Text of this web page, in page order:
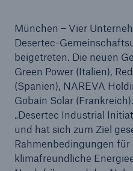
München – Vier
Desertec-
beigetreten. Die neuen
Green Power (Italien),
(Spanien), NAREVA
Gobain Solar
„Desertec Industrial
und hat sich zum Ziel
Rahmenbedingungen
klimafreundliche